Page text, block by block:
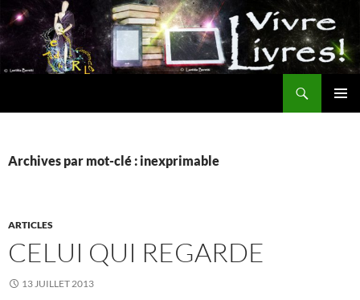
Aller
au
contenu
Archives par mot-clé : inexprimable
ARTICLES
CELUI QUI REGARDE
13 JUILLET 2013